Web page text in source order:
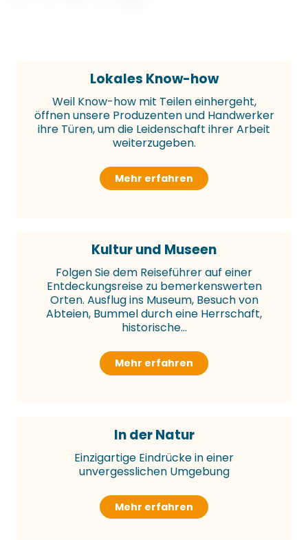
Lokales Know-how
Weil Know-how mit Teilen einhergeht,
öffnen unsere Produzenten und Handwerker
ihre Türen, um die Leidenschaft ihrer Arbeit
weiterzugeben.
Mehr erfahren
Kultur und Museen
Folgen Sie dem Reiseführer auf einer
Entdeckungsreise zu bemerkenswerten
Orten. Ausflug ins Museum, Besuch von
Abteien, Bummel durch eine Herrschaft,
historische...
Mehr erfahren
In der Natur
Einzigartige Eindrücke in einer
unvergesslichen Umgebung
Mehr erfahren